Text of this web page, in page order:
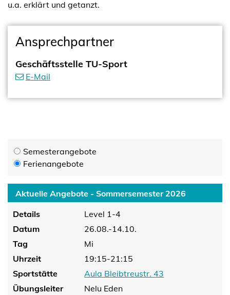
u.a. erklärt und getanzt.
Ansprechpartner
Geschäftsstelle TU-Sport
E-Mail
Semesterangebote
Ferienangebote
Aktuelle Angebote - Sommersemester 2026
Details
Level 1-4
Datum
26.08.-14.10.
Tag
Mi
Uhrzeit
19:15-21:15
Sportstätte
Aula Bleibtreustr. 43
Übungsleiter
Nelu Eden